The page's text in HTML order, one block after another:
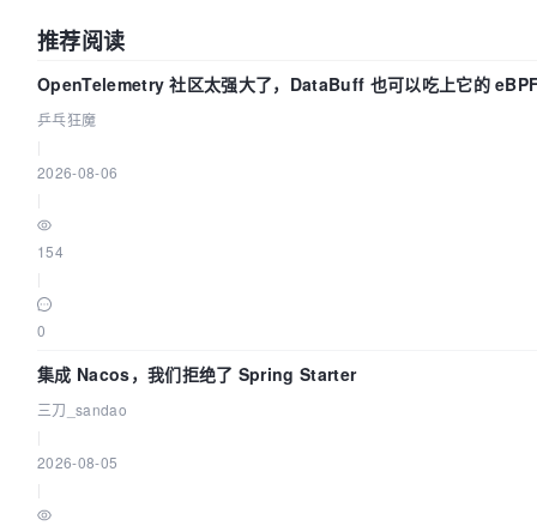
推荐阅读
OpenTelemetry 社区太强大了，DataBuff 也可以吃上它的
乒乓狂魔
2026-08-06
154
0
集成 Nacos，我们拒绝了 Spring Starter
三刀_sandao
2026-08-05